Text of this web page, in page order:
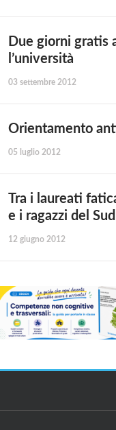
Due giorni gratis
l’università
03 settembre 2012
Orientamento
05 luglio 2012
Tra i laureati
e i ragazzi del Sud
12 giugno 2012